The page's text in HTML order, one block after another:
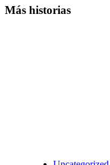
Más historias